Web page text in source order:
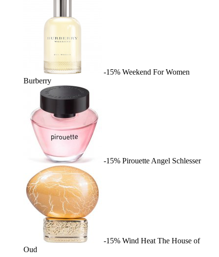
-15% Weekend For Women
Burberry
-15% Pirouette Angel Schlesser
-15% Wind Heat The House of
Oud